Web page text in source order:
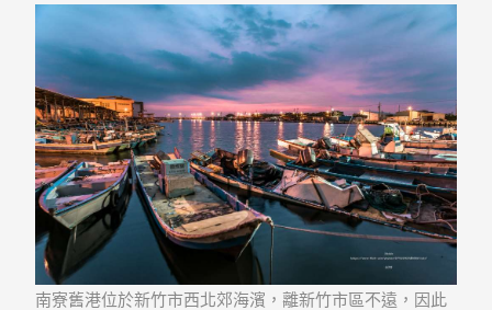
南寮舊港位於新竹市西北郊海濱，離新竹市區不遠，因此